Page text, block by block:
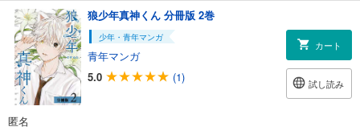
狼少年真神くん 分冊版 2巻
少年・青年マンガ
青年マンガ
5.0
(1)
カート
試し読み
匿名